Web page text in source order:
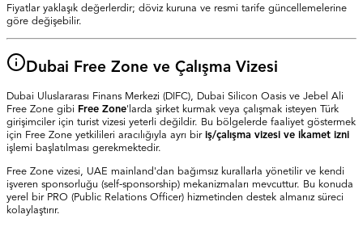
Fiyatlar yaklaşık değerlerdir; döviz kuruna ve resmi tarife güncellemelerine
göre değişebilir.
Dubai Free Zone ve Çalışma Vizesi
Dubai Uluslararası Finans Merkezi (DIFC), Dubai Silicon Oasis ve Jebel Ali
Free Zone gibi Free Zone'larda şirket kurmak veya çalışmak isteyen Türk
girişimciler için turist vizesi yeterli değildir. Bu bölgelerde faaliyet göstermek
için Free Zone yetkilileri aracılığıyla ayrı bir iş/çalışma vizesi ve ikamet izni
işlemi başlatılması gerekmektedir.
Free Zone vizesi, UAE mainland'dan bağımsız kurallarla yönetilir ve kendi
işveren sponsorluğu (self-sponsorship) mekanizmaları mevcuttur. Bu konuda
yerel bir PRO (Public Relations Officer) hizmetinden destek almanız süreci
kolaylaştırır.